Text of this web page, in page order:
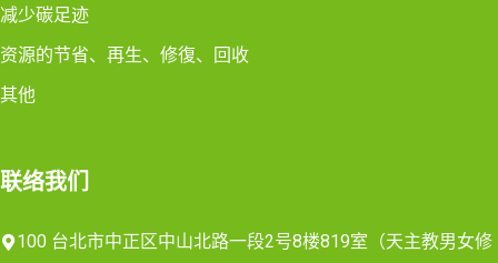
减少碳足迹
资源的节省、再生、修復、回收
其他
联络我们
100 台北市中正区中山北路一段2号8楼819室（天主教男女修